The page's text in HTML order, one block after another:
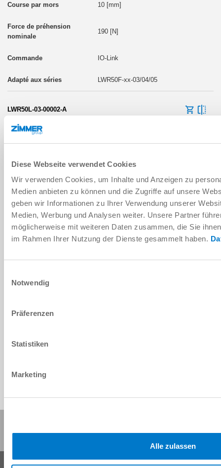
Diese Webseite verwendet Cookies
Wir verwenden Cookies, um Inhalte und Anzeigen zu
Medien anbieten zu können und die Zugriffe auf unsere
geben wir Informationen zu Ihrer Verwendung unserer
Medien, Werbung und Analysen weiter. Unsere Partner
möglicherweise mit weiteren Daten zusammen, die Sie
im Rahmen Ihrer Nutzung der Dienste gesammelt haben.
Notwendig
Präferenzen
Statistiken
Marketing
Alle zulassen
10 [mm]
190 [N]
IO-Link
LWR50F-xx-03/04/05
LWR50L-03-00002-A
LWR50F-xx-01/02
LWR50L-03-00003-A
10 [mm]